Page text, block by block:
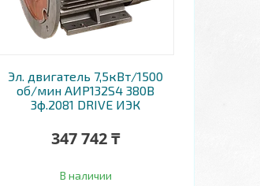
Эл. двигатель 7,5кВт/1500
об/мин АИР132S4 380В
3ф.2081 DRIVE ИЭК
347 742 ₸
В наличии